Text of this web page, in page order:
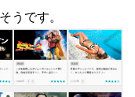
うです。